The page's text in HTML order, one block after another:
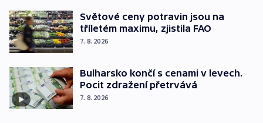
Světové ceny potravin jsou na
tříletém maximu, zjistila FAO
7. 8. 2026
Bulharsko končí s cenami v levech.
Pocit zdražení přetrvává
7. 8. 2026